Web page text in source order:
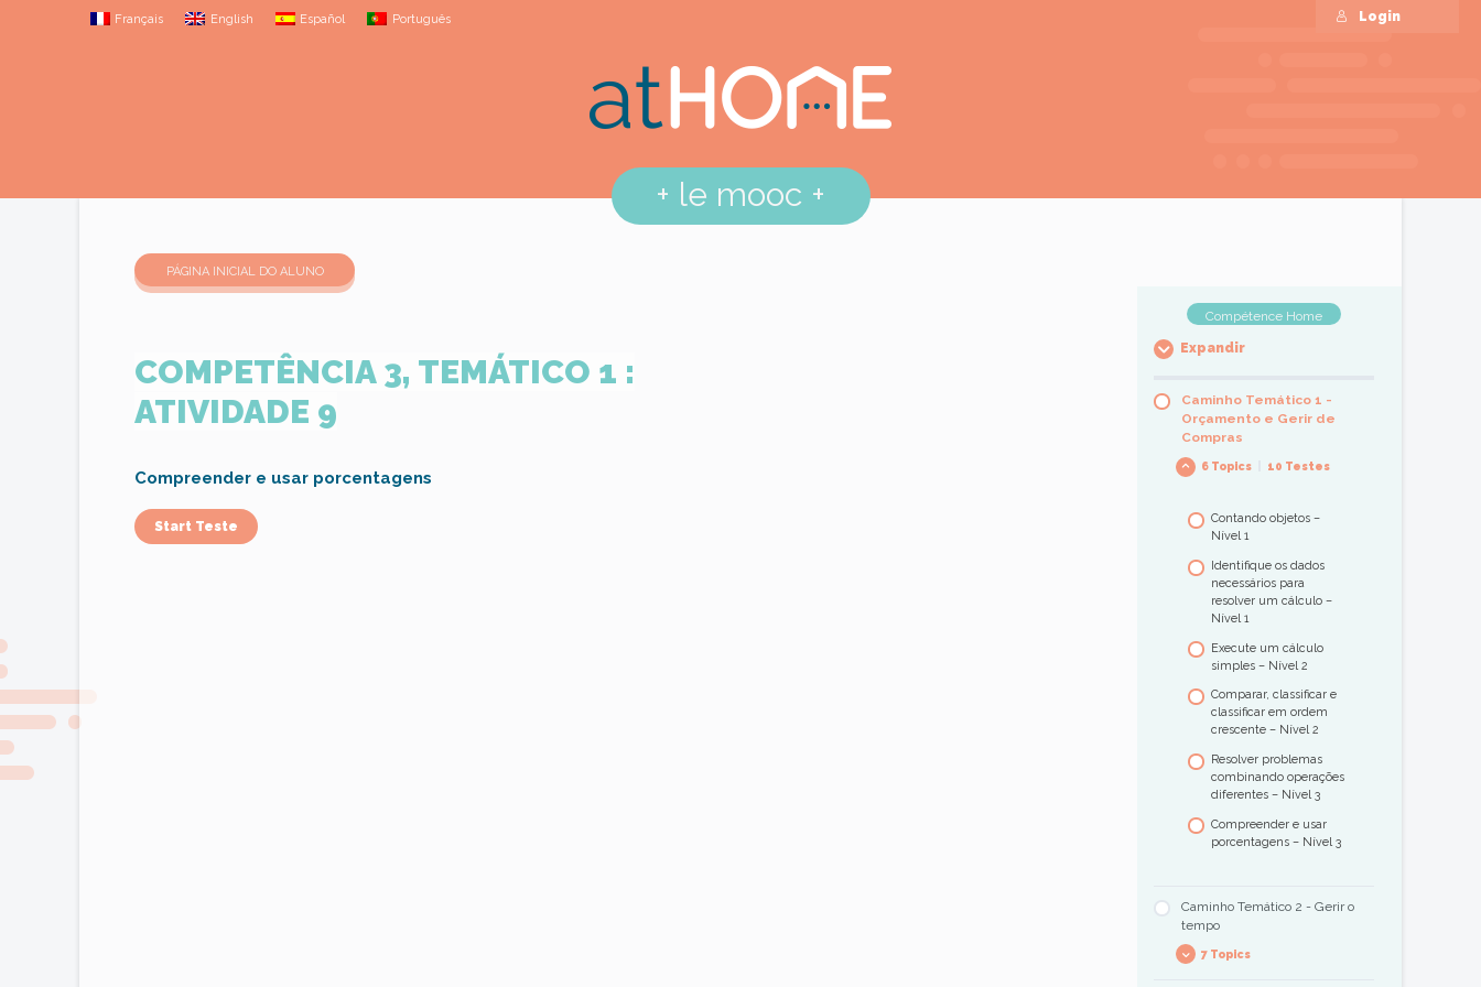
Français English Español Português
+ le mooc +
Login
PÁGINA INICIAL DO ALUNO
COMPETÊNCIA 3, TEMÁTICO 1 :
ATIVIDADE 9
Compreender e usar porcentagens
Compétence Home
Expandir
Caminho Temático 1 -
Orçamento e Gerir de
Compras
6 Topics 10 Testes
Contando objetos –
Nível 1
Identifique os dados
necessários para
resolver um cálculo –
Nível 1
Execute um cálculo
simples – Nível 2
Comparar, classificar e
classificar em ordem
crescente – Nível 2
Resolver problemas
combinando operações
diferentes – Nível 3
Compreender e usar
porcentagens – Nível 3
Caminho Temático 2 - Gerir o
tempo
7 Topics